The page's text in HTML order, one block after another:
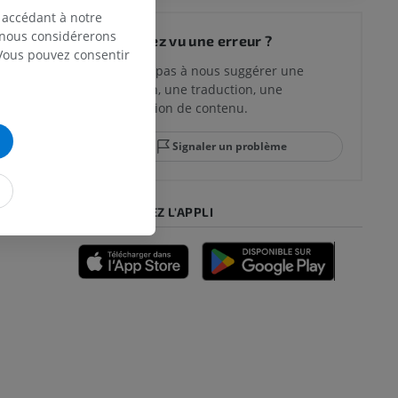
genou
Vous avez vu une erreur ?
N’hésitez pas à nous suggérer une
correction, une traduction, une
amélioration de contenu.
Signaler un problème
TÉLÉCHARGEZ L'APPLI
à notre
considérerons
pouvez consentir